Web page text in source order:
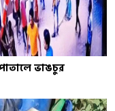
ভাঙচুর